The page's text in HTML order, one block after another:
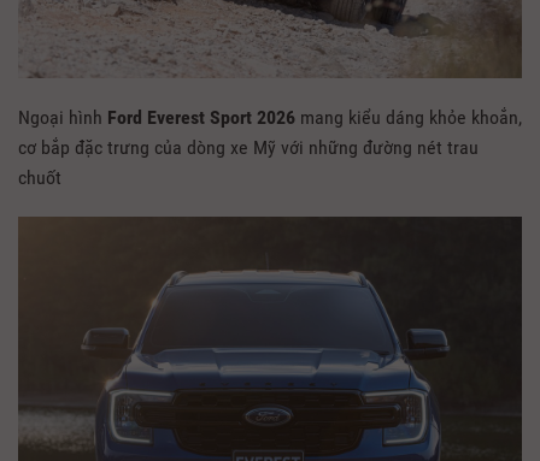
Ngoại hình Ford Everest Sport 2026 mang kiểu dáng khỏe khoắn,
cơ bắp đặc trưng của dòng xe Mỹ với những đường nét trau
chuốt